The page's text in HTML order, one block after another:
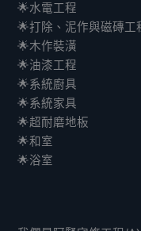
🌟水電工程
🌟打除、泥作與磁磚工
🌟木作裝潢
🌟油漆工程
🌟系統廚具
🌟系統家具
🌟超耐磨地板
🌟和室
🌟浴室